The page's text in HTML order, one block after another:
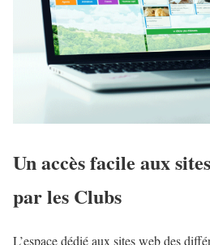
Un accès facile aux
par les Clubs
L’espace dédié aux sites web des